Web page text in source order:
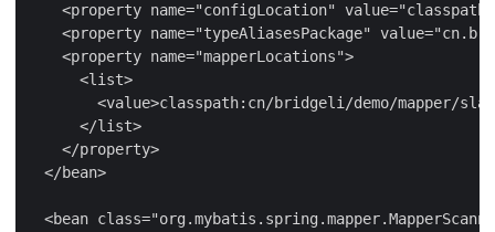
<property name="configLocation"
<property name="typeAliasesPackage"
    <property name="mapperLocations">
      <list>
<value>classpath:cn/bridgeli/demo/mapper/
      </list>
    </property>
  </bean>
<bean